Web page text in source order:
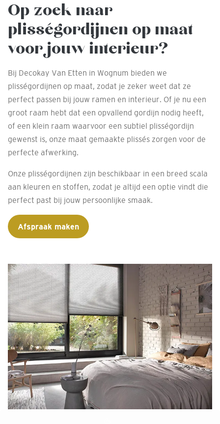
Op zoek naar
plisségordijnen op maat
voor jouw interieur?
Bij Decokay Van Etten in Wognum bieden we
plisségordijnen op maat, zodat je zeker weet dat ze
perfect passen bij jouw ramen en interieur. Of je nu een
groot raam hebt dat een opvallend gordijn nodig heeft,
of een klein raam waarvoor een subtiel plisségordijn
gewenst is, onze maat gemaakte plissés zorgen voor de
perfecte afwerking.
Onze plisségordijnen zijn beschikbaar in een breed scala
aan kleuren en stoffen, zodat je altijd een optie vindt die
perfect past bij jouw persoonlijke smaak.
Afspraak maken